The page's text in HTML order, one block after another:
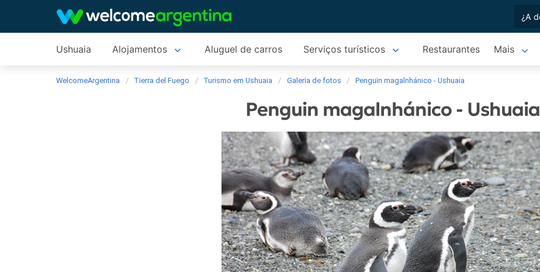
Ushuaia Alojamentos Aluguel de carros Serviços turísticos Restaurantes Mais
WelcomeArgentina Tierra del Fuego Turismo em Ushuaia Galeria de fotos Penguin magalnhánico - Ushuaia
Penguin magalnhánico - Ushuaia